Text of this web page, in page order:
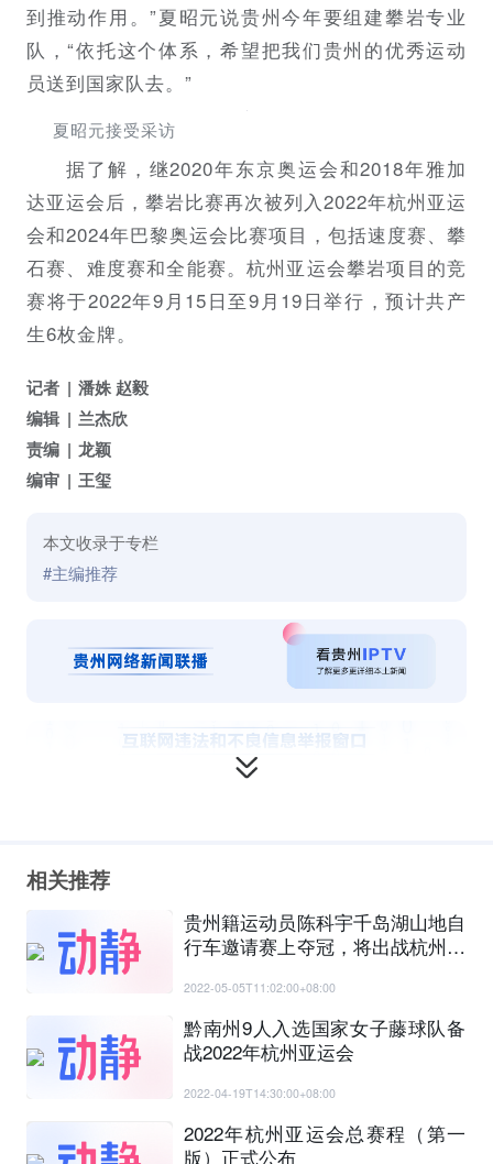
到推动作用。”夏昭元说贵州今年要组建攀岩专业
队，“依托这个体系，希望把我们贵州的优秀运动
员送到国家队去。”
夏昭元接受采访
据了解，继2020年东京奥运会和2018年雅加
达亚运会后，攀岩比赛再次被列入2022年杭州亚运
会和2024年巴黎奥运会比赛项目，包括速度赛、攀
石赛、难度赛和全能赛。杭州亚运会攀岩项目的竞
赛将于2022年9月15日至9月19日举行，预计共产
生6枚金牌。
记者
潘姝 赵毅
编辑
兰杰欣
责编
龙颖
编审
王玺
本文收录于专栏
#主编推荐
相关推荐
贵州籍运动员陈科宇千岛湖山地自
行车邀请赛上夺冠，将出战杭州亚
2022-05-05T11:02:00+08:00
黔南州9人入选国家女子藤球队备
战2022年杭州亚运会
2022-04-19T14:30:00+08:00
2022年杭州亚运会总赛程（第一
版）正式公布